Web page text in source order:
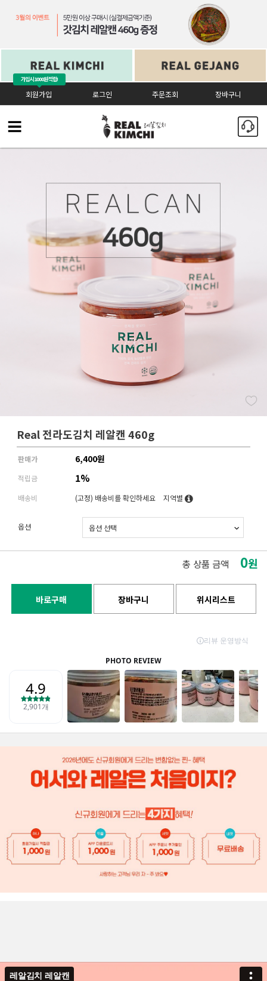
회원가입
가입시1000원 적립!
로그인 주문조회 장바구니
Real 전라도김치 레알캔 460g
판매가 6,400원
적립금 1%
배송비 (고정) 배송비를 확인하세요 지역별
옵션
총 상품 금액 0원
바로구매 장바구니 위시리스트